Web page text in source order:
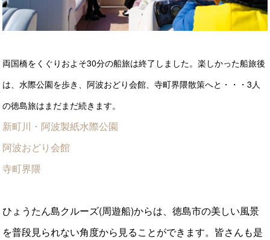
両国橋をくぐりおよそ30分の船旅は終了しました。楽しかった船旅後
は、水際公園を歩き、阿波おどり会館、寺町界隈散策へと・・・3人
の徳島旅はまだまだ続きます。
新町川・阿波製紙水際公園
阿波おどり会館
寺町界隈
ひょうたん島クルーズ(周遊船)からは、徳島市の美しい風景
を普段見られない角度から見ることができます。皆さんも是